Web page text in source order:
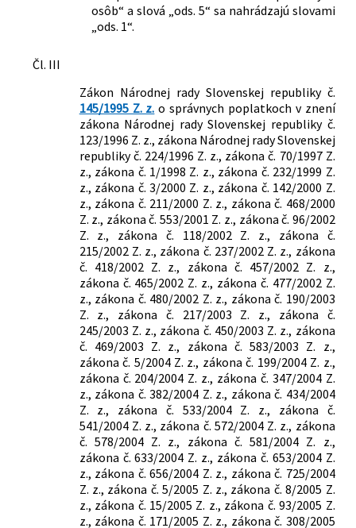
osôb“ a slová „ods. 5“ sa nahrádzajú slovami
„ods. 1“.
Čl. III
Zákon Národnej rady Slovenskej republiky č.
145/1995 Z. z. o správnych poplatkoch v znení
zákona Národnej rady Slovenskej republiky č.
123/1996 Z. z., zákona Národnej rady Slovenskej
republiky č. 224/1996 Z. z., zákona č. 70/1997 Z.
z., zákona č. 1/1998 Z. z., zákona č. 232/1999 Z.
z., zákona č. 3/2000 Z. z., zákona č. 142/2000 Z.
z., zákona č. 211/2000 Z. z., zákona č. 468/2000
Z. z., zákona č. 553/2001 Z. z., zákona č. 96/2002
Z. z., zákona č. 118/2002 Z. z., zákona č.
215/2002 Z. z., zákona č. 237/2002 Z. z., zákona
č. 418/2002 Z. z., zákona č. 457/2002 Z. z.,
zákona č. 465/2002 Z. z., zákona č. 477/2002 Z.
z., zákona č. 480/2002 Z. z., zákona č. 190/2003
Z. z., zákona č. 217/2003 Z. z., zákona č.
245/2003 Z. z., zákona č. 450/2003 Z. z., zákona
č. 469/2003 Z. z., zákona č. 583/2003 Z. z.,
zákona č. 5/2004 Z. z., zákona č. 199/2004 Z. z.,
zákona č. 204/2004 Z. z., zákona č. 347/2004 Z.
z., zákona č. 382/2004 Z. z., zákona č. 434/2004
Z. z., zákona č. 533/2004 Z. z., zákona č.
541/2004 Z. z., zákona č. 572/2004 Z. z., zákona
č. 578/2004 Z. z., zákona č. 581/2004 Z. z.,
zákona č. 633/2004 Z. z., zákona č. 653/2004 Z.
z., zákona č. 656/2004 Z. z., zákona č. 725/2004
Z. z., zákona č. 5/2005 Z. z., zákona č. 8/2005 Z.
z., zákona č. 15/2005 Z. z., zákona č. 93/2005 Z.
z., zákona č. 171/2005 Z. z., zákona č. 308/2005